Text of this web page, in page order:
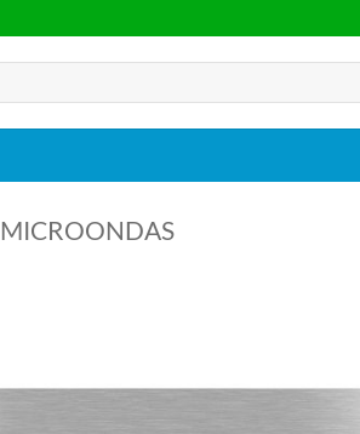
MICROONDAS